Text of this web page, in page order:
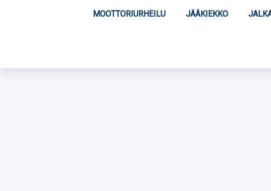
MOOTTORIURHEILU JÄÄKIEKKO